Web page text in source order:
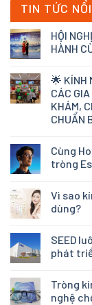
TIN TỨC
HỘI
HÀNH
🌟 KÍNH
CÁC
KHÁM,
CHUẨN
Cùng
tròng
Vì sao
dùng?
SEED
phát
Tròng
nghệ